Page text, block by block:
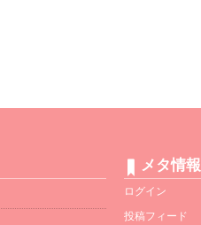
メタ情報
ログイン
投稿フィード